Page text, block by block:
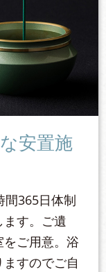
安置施
間365日体制
す。ご遺
ご用意。浴
すのでご自